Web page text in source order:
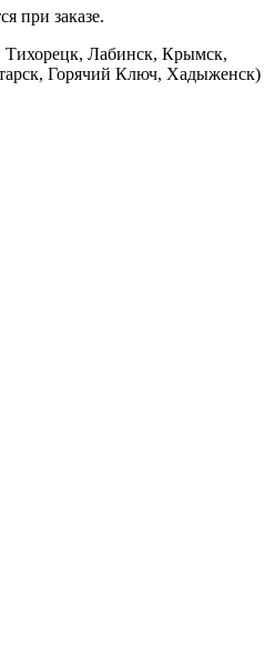
при заказе.
Тихорецк, Лабинск, Крымск,
Горячий Ключ, Хадыженск)